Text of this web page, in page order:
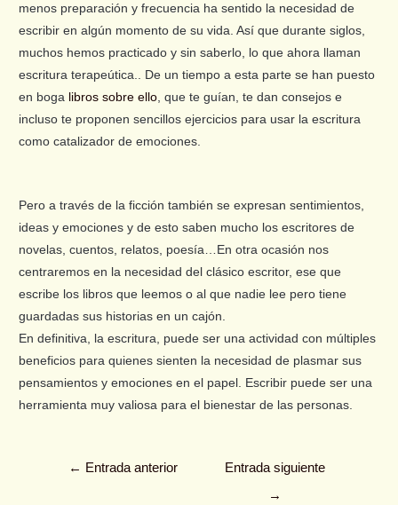
menos preparación y frecuencia ha sentido la necesidad de
escribir en algún momento de su vida. Así que durante siglos,
muchos hemos practicado y sin saberlo, lo que ahora llaman
escritura terapeútica.. De un tiempo a esta parte se han puesto
en boga libros sobre ello , que te guían, te dan consejos e
incluso te proponen sencillos ejercicios para usar la escritura
como catalizador de emociones.
Pero a través de la ficción también se expresan sentimientos,
ideas y emociones y de esto saben mucho los escritores de
novelas, cuentos, relatos, poesía…En otra ocasión nos
centraremos en la necesidad del clásico escritor, ese que
escribe los libros que leemos o al que nadie lee pero tiene
guardadas sus historias en un cajón.
En definitiva, la escritura, puede ser una actividad con múltiples
beneficios para quienes sienten la necesidad de plasmar sus
pensamientos y emociones en el papel. Escribir puede ser una
herramienta muy valiosa para el bienestar de las personas.
← Entrada anterior
Entrada siguiente
→